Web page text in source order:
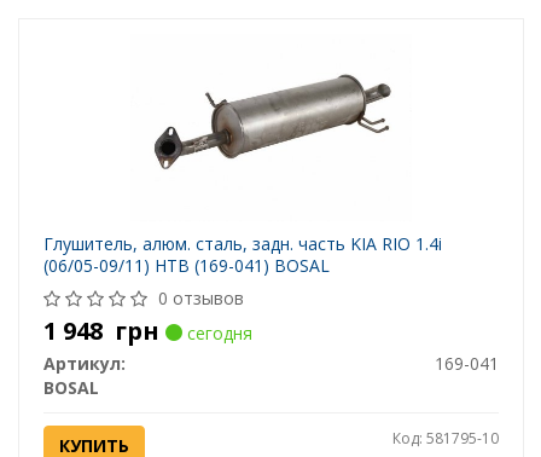
Глушитель, алюм. cталь, задн. часть KIA RIO 1.4i
(06/05-09/11) HTB (169-041) BOSAL
0 отзывов
1 948 грн
сегодня
Артикул:
169-041
BOSAL
КУПИТЬ Код: 581795-10